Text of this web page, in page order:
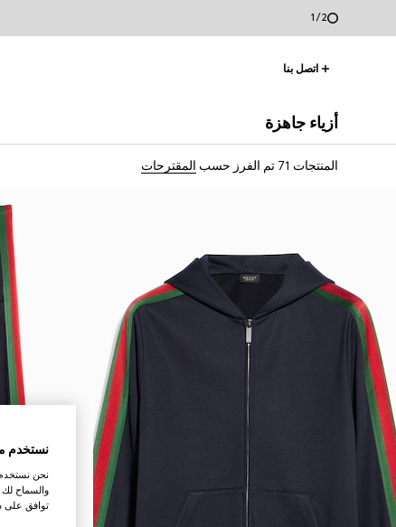
2 /2
اتصل بنا
أزياء جاهزة
المنتجات 71 تم الفرز حسب المقترحات
نستخدم
نحن نستخدم
والسماح لك
توافق على